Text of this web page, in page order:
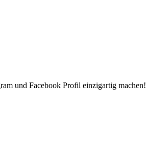
und Facebook Profil einzigartig machen!